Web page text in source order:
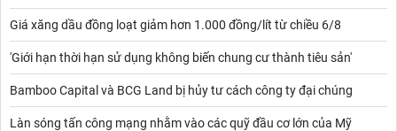
Giá xăng dầu đồng loạt giảm hơn 1.000 đồng/lít từ chiều 6/8
'Giới hạn thời hạn sử dụng không biến chung cư thành tiêu sản'
Bamboo Capital và BCG Land bị hủy tư cách công ty đại chúng
Làn sóng tấn công mạng nhằm vào các quỹ đầu cơ lớn của Mỹ